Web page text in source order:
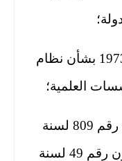
وعلى القانون رقم 69 لسنة 1973 بشأن نظام
العلمية؛
وعلى قرار رئيس الجمهورية رقم 809 لسنة
1975 باللائحة التنفيذية للقانون رقم 49 لسنة